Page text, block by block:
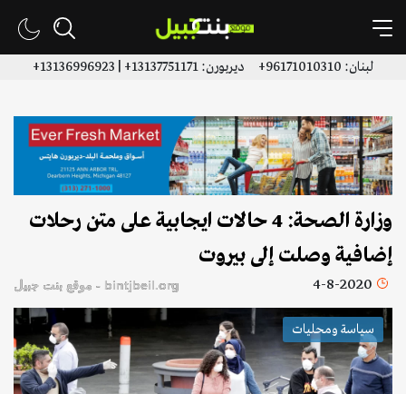
لبنان: 96171010310+ ديربورن: 13137751171+ | 13136996923+
وزارة الصحة: 4 حالات ايجابية على متن رحلات
إضافية وصلت إلى بيروت
4-8-2020 bintjbeil.org - موقع بنت جبيل
سياسة ومحليات